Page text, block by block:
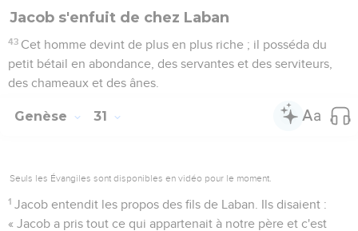
Jacob s'enfuit de chez Laban
43 Cet homme devint de plus en plus riche ; il posséda du
petit bétail en abondance, des servantes et des serviteurs,
des chameaux et des ânes.
Genèse 31
Seuls les Évangiles sont disponibles en vidéo pour le moment.
1 Jacob entendit les propos des fils de Laban. Ils disaient :
« Jacob a pris tout ce qui appartenait à notre père et c'est